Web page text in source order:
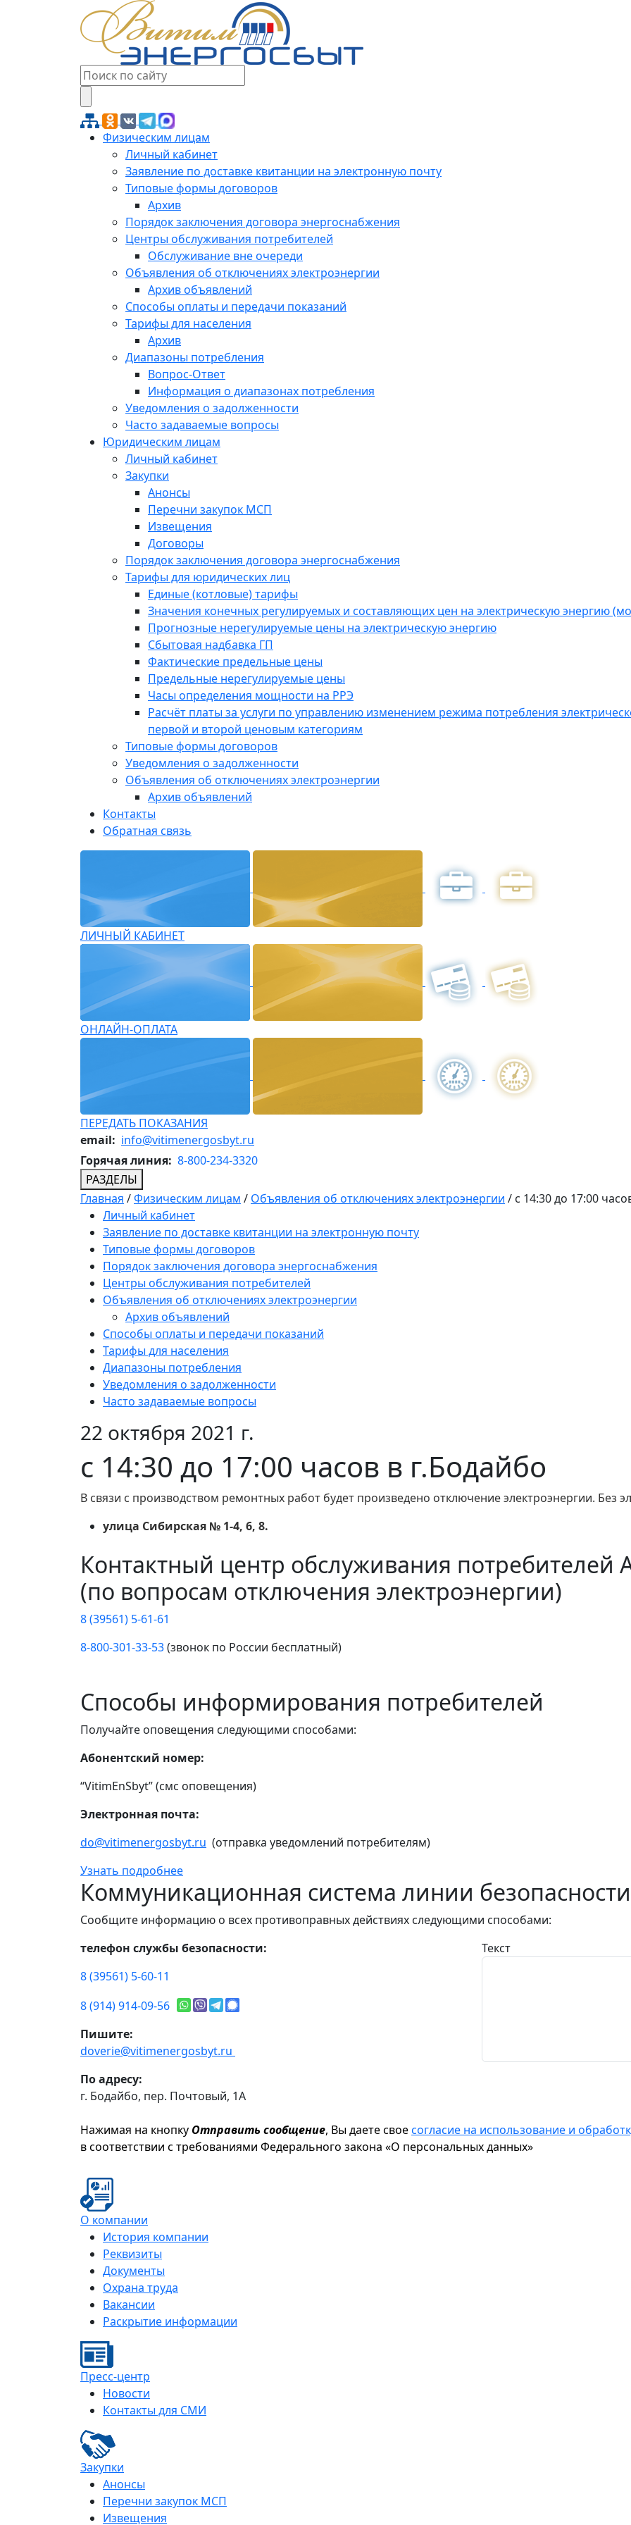
Физическим лицам
Личный кабинет
Заявление по доставке квитанции на электронную почту
Типовые формы договоров
Архив
Порядок заключения договора энергоснабжения
Центры обслуживания потребителей
Обслуживание вне очереди
Объявления об отключениях электроэнергии
Архив объявлений
Способы оплаты и передачи показаний
Тарифы для населения
Архив
Диапазоны потребления
Вопрос-Ответ
Информация о диапазонах потребления
Уведомления о задолженности
Часто задаваемые вопросы
Юридическим лицам
Личный кабинет
Закупки
Анонсы
Перечни закупок МСП
Извещения
Договоры
Порядок заключения договора энергоснабжения
Тарифы для юридических лиц
Единые (котловые) тарифы
Значения конечных регулируемых и составляющих цен на электрическую энергию
Прогнозные нерегулируемые цены на электрическую энергию
Сбытовая надбавка ГП
Фактические предельные цены
Предельные нерегулируемые цены
Часы определения мощности на РРЭ
Расчёт платы за услуги по управлению изменением режима потребления
первой и второй ценовым категориям
Типовые формы договоров
Уведомления о задолженности
Объявления об отключениях электроэнергии
Архив объявлений
Контакты
Обратная связь
ЛИЧНЫЙ КАБИНЕТ
ОНЛАЙН-ОПЛАТА
ПЕРЕДАТЬ ПОКАЗАНИЯ
email: info@vitimenergosbyt.ru
Горячая линия: 8-800-234-3320
РАЗДЕЛЫ
Главная /Физическим лицам / Объявления об отключениях электроэнергии / c 14:30 до 17:00
Личный кабинет
Заявление по доставке квитанции на электронную почту
Типовые формы договоров
Порядок заключения договора энергоснабжения
Центры обслуживания потребителей
Объявления об отключениях электроэнергии
Архив объявлений
Способы оплаты и передачи показаний
Тарифы для населения
Диапазоны потребления
Уведомления о задолженности
Часто задаваемые вопросы
22 октября 2021 г.
c 14:30 до 17:00 часов в г.Бодайбо
В связи с производством ремонтных работ будет произведено отключение электроэнергии. Без
улица Сибирская № 1-4, 6, 8.
Контактный центр обслуживания потребителей
(по вопросам отключения электроэнергии)
8 (39561) 5-61-61
8-800-301-33-53(звонок по России бесплатный)
Способы информирования потребителей
Получайте оповещения следующими способами:
Абонентский номер:
“VitimEnSbyt” (смс оповещения)
Электронная почта:
do@vitimenergosbyt.ru (отправка уведомлений потребителям)
Узнать подробнее
Коммуникационная система линии безопасности
Сообщите информацию о всех противоправных действиях следующими способами:
телефон службы безопасности:
8 (39561) 5-60-11
8 (914) 914-09-56
Пишите:
doverie@vitimenergosbyt.ru
По адресу:
г. Бодайбо, пер. Почтовый, 1А
Текст
Нажимая на кнопку Отправить сообщение, Вы даете своесогласие на использование и
в соответствии с требованиями Федерального закона «О персональных данных»
О компании
История компании
Реквизиты
Документы
Охрана труда
Вакансии
Раскрытие информации
Пресс-центр
Новости
Контакты для СМИ
Закупки
Анонсы
Перечни закупок МСП
Извещения